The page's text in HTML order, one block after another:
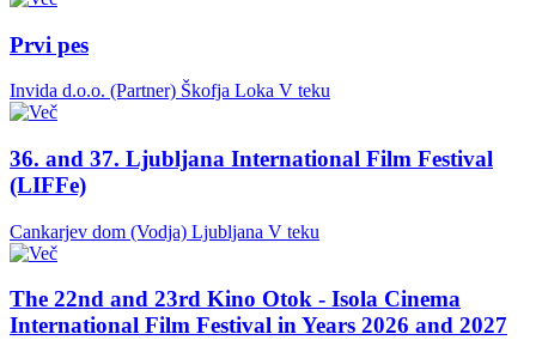
Prvi pes
Invida d.o.o. (Partner) Škofja Loka V teku
36. and 37. Ljubljana International Film Festival
(LIFFe)
Cankarjev dom (Vodja) Ljubljana V teku
The 22nd and 23rd Kino Otok - Isola Cinema
International Film Festival in Years 2026 and 2027